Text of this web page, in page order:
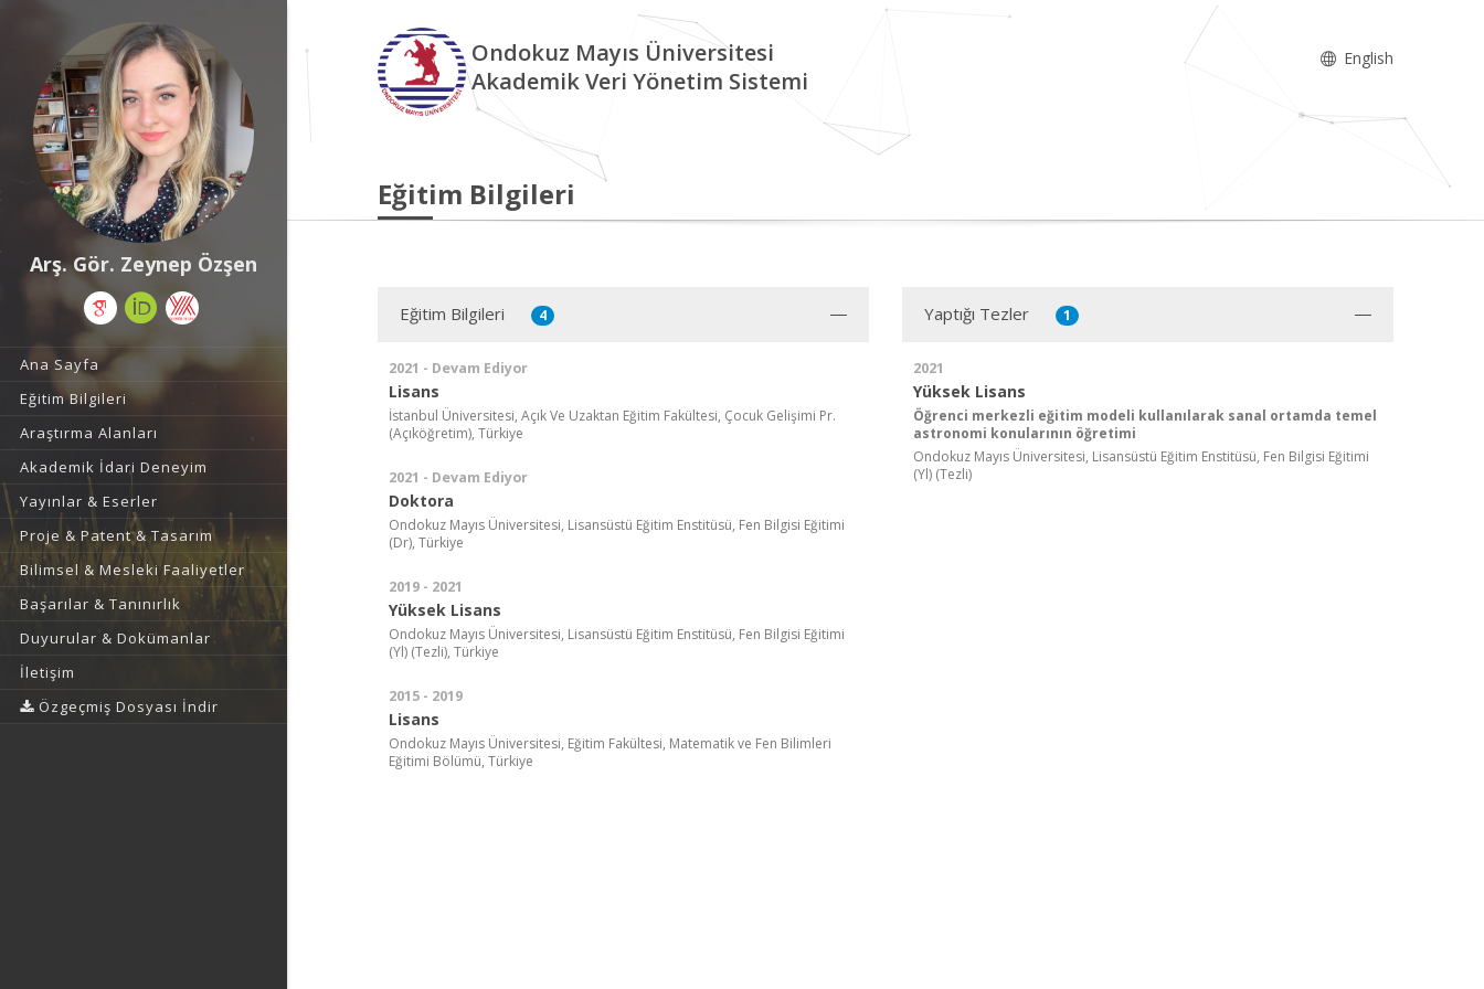
Arş. Gör. Zeynep Özşen
Ana Sayfa
Eğitim Bilgileri
Araştırma Alanları
Akademik İdari Deneyim
Yayınlar & Eserler
Proje & Patent & Tasarım
Bilimsel & Mesleki Faaliyetler
Başarılar & Tanınırlık
Duyurular & Dokümanlar
İletişim
Özgeçmiş Dosyası İndir
Ondokuz Mayıs Üniversitesi
Akademik Veri Yönetim Sistemi
English
Eğitim Bilgileri
Eğitim Bilgileri 4
2021 - Devam Ediyor
Lisans
İstanbul Üniversitesi, Açık Ve Uzaktan Eğitim Fakültesi, Çocuk Gelişimi Pr.
(Açıköğretim), Türkiye
2021 - Devam Ediyor
Doktora
Ondokuz Mayıs Üniversitesi, Lisansüstü Eğitim Enstitüsü, Fen Bilgisi Eğitimi
(Dr), Türkiye
2019 - 2021
Yüksek Lisans
Ondokuz Mayıs Üniversitesi, Lisansüstü Eğitim Enstitüsü, Fen Bilgisi Eğitimi
(Yl) (Tezli), Türkiye
2015 - 2019
Lisans
Ondokuz Mayıs Üniversitesi, Eğitim Fakültesi, Matematik ve Fen Bilimleri
Eğitimi Bölümü, Türkiye
Yaptığı Tezler 1
2021
Yüksek Lisans
Öğrenci merkezli eğitim modeli kullanılarak sanal ortamda temel
astronomi konularının öğretimi
Ondokuz Mayıs Üniversitesi, Lisansüstü Eğitim Enstitüsü, Fen Bilgisi Eğitimi
(Yl) (Tezli)